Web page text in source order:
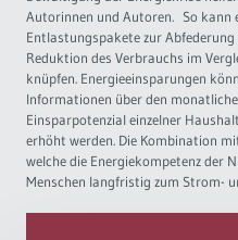
Autorinnen und Autoren. So kann
Entlastungspakete zur
Reduktion des Verbrauchs im
knüpfen. Energieeinsparungen
Informationen über den
Einsparpotenzial einzelner
erhöht werden. Die Kombination
welche die Energiekompetenz der
Menschen langfristig zum Strom-